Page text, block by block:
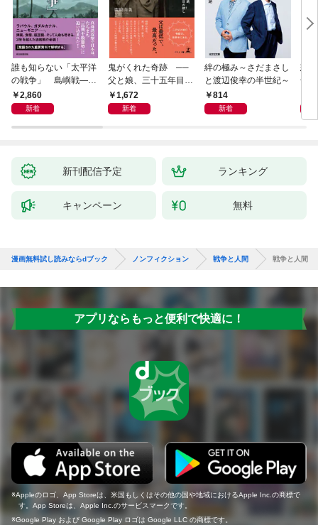
誰も知らない「太平洋
の戦争」 島嶼戦――
マッカーサーとの激闘
の真実
2,860
新着
鬼がくれた奇跡 ──
父と娘、三十五年目の
赦し1,672
新着
絆の極み～さだまさし
と渡辺俊幸の半世紀～
814
新着
悲
子
新刊配信予定 ランキング
キャンペーン 無料
漫画無料試し読みならdブック ノンフィクション 戦争と人間 戦争と人間
アプリならもっと便利で快適に！
Appleのロゴ、App Storeは、米国もしくはその他の国や地域におけるApple Inc.の商標で
す。App Storeは、Apple Inc.のサービスマークです。
Google Play および Google Play ロゴは Google LLC の商標です。